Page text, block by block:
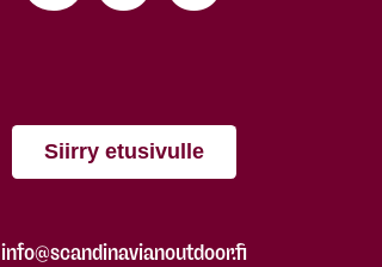
Siirry etusivulle
info@scandinavianoutdoor.fi